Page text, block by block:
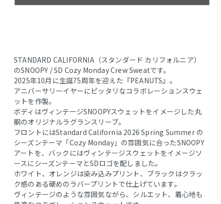
STANDARD CALIFORNIA（スタンダード カリフォルニア）
のSNOOPY / SD Cozy Monday Crew Sweatです。
2025年10月に生誕75周年を迎えた『PEANUTS』。
アニバーサリーイヤーにピッタリなコラボレーションスウェ
ットを作製。
ボディはヴィンテージSNOOPYスウェットをイメージした丸
胴のオリジナルラグランスリーブ。
フロントにはStandard California 2026 Spring Summer の
シーズンテーマ「Cozy Monday」の雰囲気に合ったSNOOPY
アートを、バックにはヴィンテージスウェットをイメージソ
ースにシーズンテーマとSDロゴを配しました。
ホワイト、オレンジは染み込みプリント、ブラックはクラッ
ク感のある硬めのラバープリントで仕上げています。
ヴィンテージのような雰囲気ながら、シルエット、着心地も